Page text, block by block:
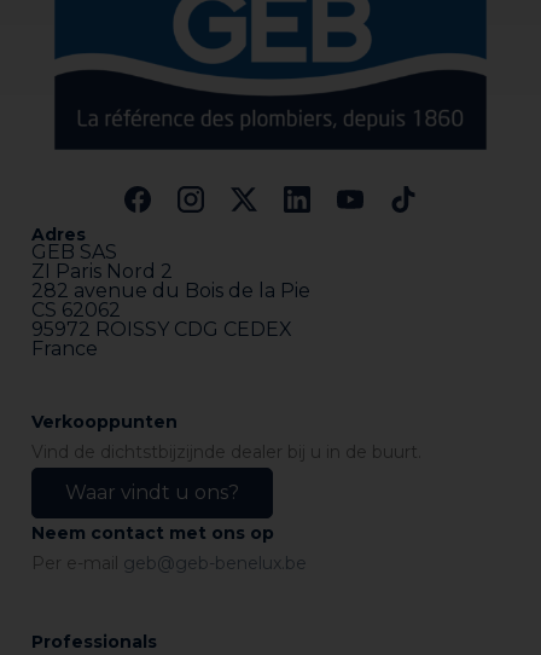
Adres
GEB SAS
ZI Paris Nord 2
282 avenue du Bois de la Pie
CS 62062
95972 ROISSY CDG CEDEX
France
Professionals
Verkooppunten
Vind de dichtstbijzijnde dealer bij u in de buurt.
Waar vindt u ons?
Neem contact met ons op
Per e-mail geb@geb-benelux.be